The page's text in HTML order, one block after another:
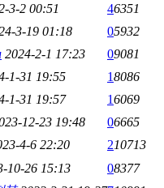
3-2 00:51 46351
3-19 01:18 05932
2024-2-1 17:23 09081
1-31 19:55 18086
1-31 19:57 16069
12-23 19:48 06665
4-6 22:20 210713
10-26 15:13 08377